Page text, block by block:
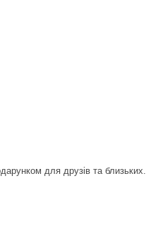
для друзів та близьких.